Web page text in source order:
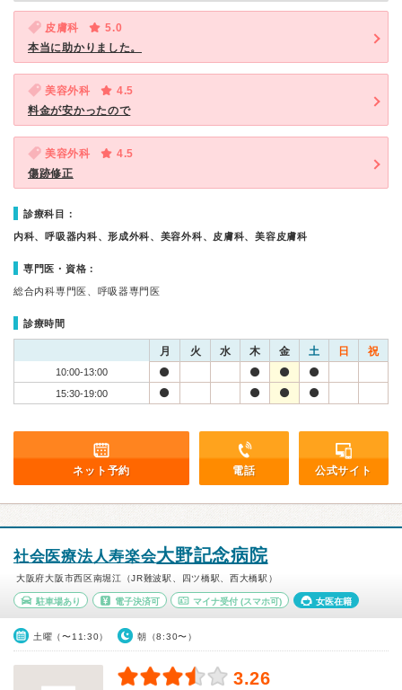
皮膚科
5.0
本当に助かりました。
美容外科
4.5
料金が安かったので
美容外科
4.5
傷跡修正
診療科目：
内科、呼吸器内科、形成外科、美容外科、皮膚科、美容皮膚科
専門医・資格：
総合内科専門医、呼吸器専門医
診療時間
月 火 水 木 金 土 日 祝
10:00-13:00
15:30-19:00
ネット予約 電話 公式サイト
社会医療法人寿楽会大野記念病院
大阪府大阪市西区南堀江（JR難波駅、四ツ橋駅、西大橋駅）
駐車場あり 電子決済可 マイナ受付 (スマホ可) 女医在籍
土曜（〜11:30） 朝（8:30〜）
3.26